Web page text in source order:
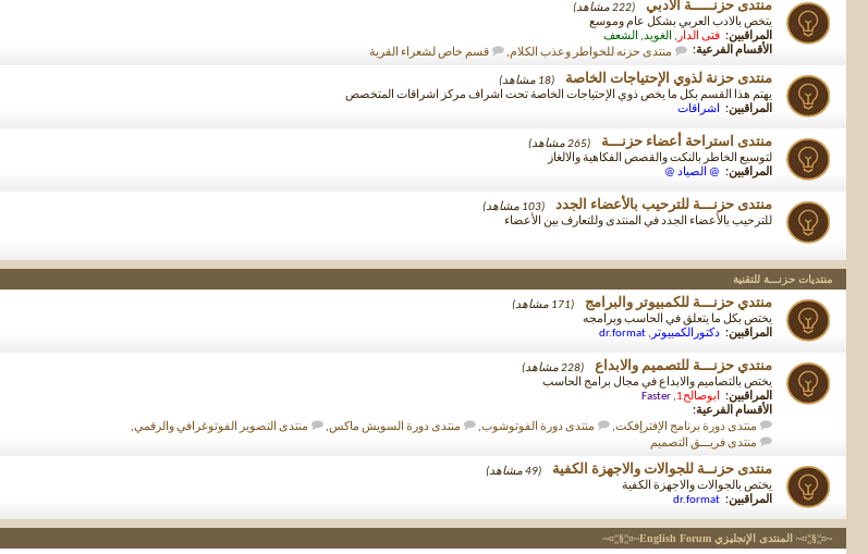
منتدى حزنـــــة الادبي
(222 مشاهد)
يتخص بالادب العربي بشكل عام وموسع
المراقبين: فتى الدار , الغويد, الشعف
الأقسام الفرعية:
منتدى حزنه للخواطر وعذب الكلام, قسم خاص لشعراء القرية
منتدى حزنة لذوي الإحتياجات الخاصة
(18 مشاهد)
يهتم هذا القسم بكل ما يخص ذوي الإحتياجات الخاصة تحت اشراف مركز اشراقات المتخصص
المراقبين:
اشراقات
منتدى استراحة أعضاء حزنـــة
(265 مشاهد)
لتوسيع الخاطر بالنكت والقصص الفكاهية والالغاز
المراقبين: @ الصياد @
منتدى حزنـــة للترحيب بالأعضاء الجدد
(103 مشاهد)
للترحيب بالأعضاء الجدد في المنتدى وللتعارف بين الأعضاء
منتديات حزنـــة للتقنية
منتدي حزنـــة للكمبيوتر والبرامج
(171 مشاهد)
يختص بكل ما يتعلق في الحاسب وبرامجه
المراقبين: دكتورالكمبيوتر ,
dr.format
منتدي حزنـــة للتصميم والابداع
(228 مشاهد)
يختص بالتصاميم والابداع في مجال برامج الحاسب
المراقبين:
ابوصالح1 ,
Faster
الأقسام الفرعية:
منتدى دورة برنامج الإفترإفكت, منتدى دورة الفوتوشوب, منتدى دورة السويش ماكس, منتدى التصوير الفوتوغرافي والرقمي,
منتدى فريـــق التصميم
منتدى حزنــة للجوالات والاجهزة الكفية
(49 مشاهد)
يختص بالجوالات والاجهزة الكفية
المراقبين: dr.format
~¤¦¦§¦¦¤~ المنتدى الإنجليزي English Forum~¤¦¦§¦¦¤~